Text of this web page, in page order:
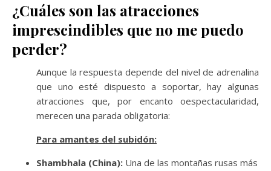
¿Cuáles son las atracciones
imprescindibles que no me puedo
perder?
Aunque la respuesta depende del nivel de adrenalina
que uno esté dispuesto a soportar, hay algunas
atracciones que, por encanto oespectacularidad,
merecen una parada obligatoria:
Para amantes del subidón:
Shambhala (China): Una de las montañas rusas más